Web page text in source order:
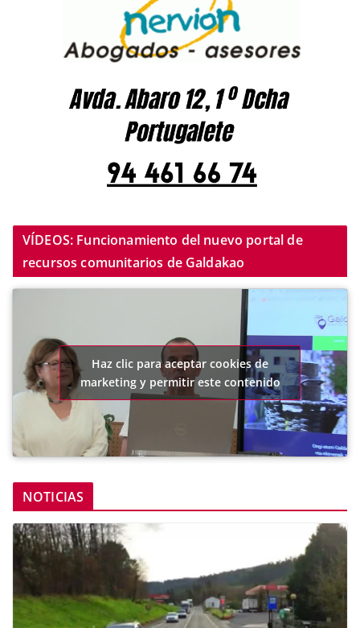
VÍDEOS: Funcionamiento del nuevo portal de
recursos comunitarios de Galdakao
Haz clic para aceptar cookies de
marketing y permitir este contenido
NOTICIAS